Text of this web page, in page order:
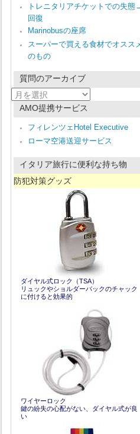
トレニタリアチケットでの失態
回復
Marinobusの座席
スーパーで買える食材でオスス
のもの
質問のアーカイブ
質
問
AMO提携サービス
フィレンツェHotel Executive
ローマ空港送迎サービス
イタリア旅行に便利な持ち物
防犯対策グッズ
ダイヤル式ロック（TSA）
リュックやショルダーバックのチャック
に付けると効果的
ワイヤーロック
鍵の紛失の心配がない、ダイヤル式が良
い